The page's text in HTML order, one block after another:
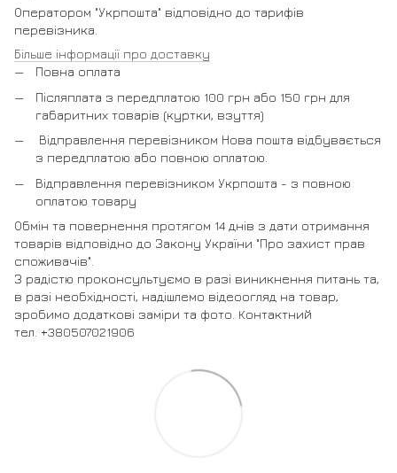
Оператором "Укрпошта" відповідно до тарифів
перевізника.
Більше інформації про доставку
Повна оплата
Післяплата з передплатою 100 грн або 150 грн для
габаритних товарів (куртки, взуття)
Відправлення перевізником Нова пошта відбувається
з передплатою або повною оплатою.
Відправлення перевізником Укрпошта - з повною
оплатою товару
Обмін та повернення протягом 14 днів з дати отримання
товарів відповідно до Закону України "Про захист прав
споживачів".
З радістю проконсультуємо в разі виникнення питань та,
в разі необхідності, надішлемо відеоогляд на товар,
зробимо додаткові заміри та фото. Контактний
тел. +380507021906